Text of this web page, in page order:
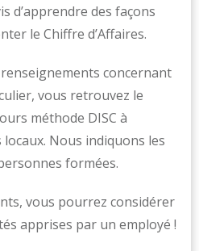
d’apprendre des façons
le Chiffre d’Affaires.
concernant
vous retrouvez le
méthode DISC à
Nous indiquons les
formées.
vous pourrez considérer
apprises par un employé !